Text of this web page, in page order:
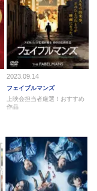
2023.09.14
フェイブルマンズ
上映会担当者厳選！おすすめ
作品